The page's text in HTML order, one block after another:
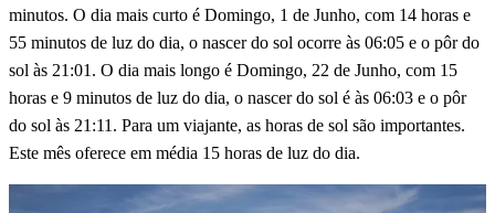
minutos. O dia mais curto é Domingo, 1 de Junho, com 14 horas e
55 minutos de luz do dia, o nascer do sol ocorre às 06:05 e o pôr do
sol às 21:01. O dia mais longo é Domingo, 22 de Junho, com 15
horas e 9 minutos de luz do dia, o nascer do sol é às 06:03 e o pôr
do sol às 21:11. Para um viajante, as horas de sol são importantes.
Este mês oferece em média 15 horas de luz do dia.